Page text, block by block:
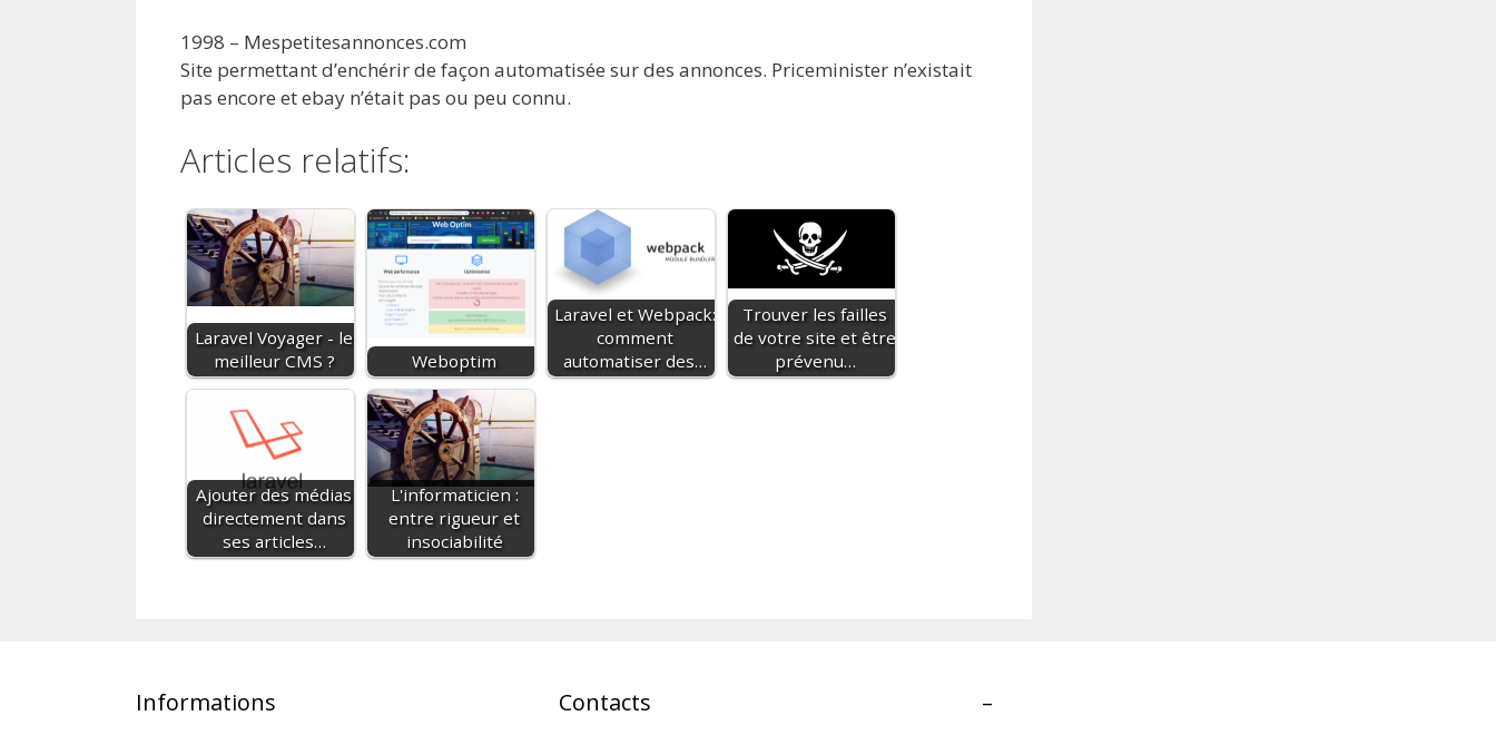
1998 – Mespetitesannonces.com
Site permettant d’enchérir de façon automatisée sur des annonces. Priceminister n’existait
pas encore et ebay n’était pas ou peu connu.
Articles relatifs:
Laravel Voyager - le
meilleur CMS ?
Weboptim
Laravel et Webpack:
comment
automatiser des…
Trouver les failles
de votre site et être
prévenu…
Ajouter des médias
directement dans
ses articles…
L'informaticien :
entre rigueur et
insociabilité
Informations Contacts –